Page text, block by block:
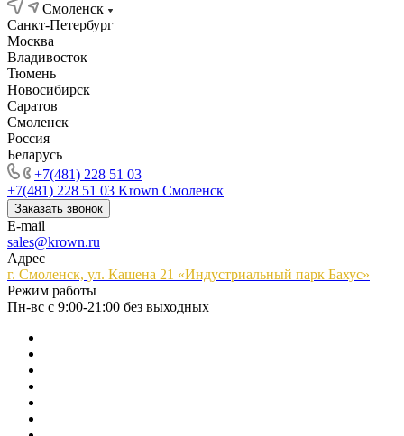
Смоленск
Санкт-Петербург
Москва
Владивосток
Тюмень
Новосибирск
Саратов
Смоленск
Россия
Беларусь
+7(481) 228 51 03
+7(481) 228 51 03 Krown Смоленск
Заказать звонок
E-mail
sales@krown.ru
Адрес
г. Смоленск, ул. Кашена 21 «Индустриальный парк Бахус»
Режим работы
Пн-вс с 9:00-21:00 без выходных